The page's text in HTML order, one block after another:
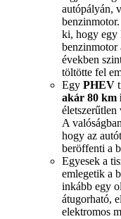
autópályán,
ki, hogy egy
benzinmotor
években
töltötte fel
Egy PHEV
akár 80 km
életszerűtlen
A
hogy az
beröffenti a
Egyesek a
emlegetik a
inkább egy
átugorható,
elektromos